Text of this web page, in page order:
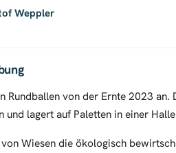
Weppler
Rundballen von der Ernte 2023 an.
und lagert auf Paletten in einer
Wiesen die ökologisch